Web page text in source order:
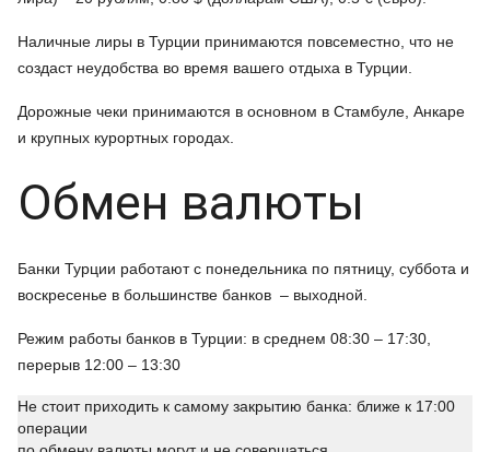
Наличные лиры в Турции принимаются повсеместно, что не
создаст неудобства во время вашего отдыха в Турции.
Дорожные чеки принимаются в основном в Стамбуле, Анкаре
и крупных курортных городах.
Обмен валюты
Банки Турции работают с понедельника по пятницу, суббота и
воскресенье в большинстве банков – выходной.
Режим работы банков в Турции: в среднем 08:30 – 17:30,
перерыв 12:00 – 13:30
Не стоит приходить к самому закрытию банка: ближе к 17:00
операции